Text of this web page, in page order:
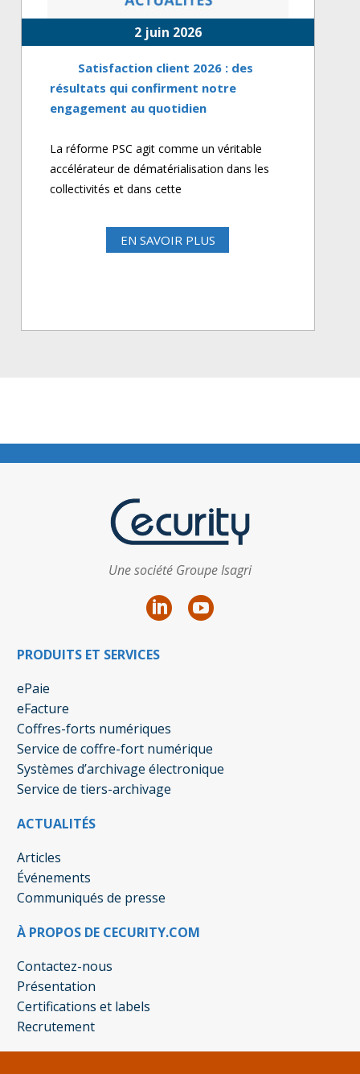
2 juin 2026
Satisfaction client 2026 : des
résultats qui confirment notre
engagement au quotidien
La réforme PSC agit comme un véritable
accélérateur de dématérialisation dans les
collectivités et dans cette
EN SAVOIR PLUS
Une société Groupe Isagri
PRODUITS ET SERVICES
ePaie
eFacture
Coffres-forts numériques
Service de coffre-fort numérique
Systèmes d’archivage électronique
Service de tiers-archivage
ACTUALITÉS
Articles
Événements
Communiqués de presse
À PROPOS DE CECURITY.COM
Contactez-nous
Présentation
Certifications et labels
Recrutement